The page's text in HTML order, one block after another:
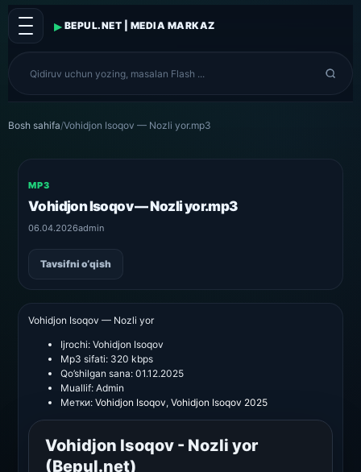
▸ BEPUL.NET | MEDIA MARKAZ
Bosh sahifa/Vohidjon Isoqov — Nozli yor.mp3
MP3
Vohidjon Isoqov — Nozli yor.mp3
06.04.2026admin
Tavsifni o‘qish
Vohidjon Isoqov — Nozli yor
Ijrochi: Vohidjon Isoqov
Mp3 sifati: 320 kbps
Qo’shilgan sana: 01.12.2025
Muallif: Admin
Метки: Vohidjon Isoqov, Vohidjon Isoqov 2025
Vohidjon Isoqov - Nozli yor
(Bepul.net)